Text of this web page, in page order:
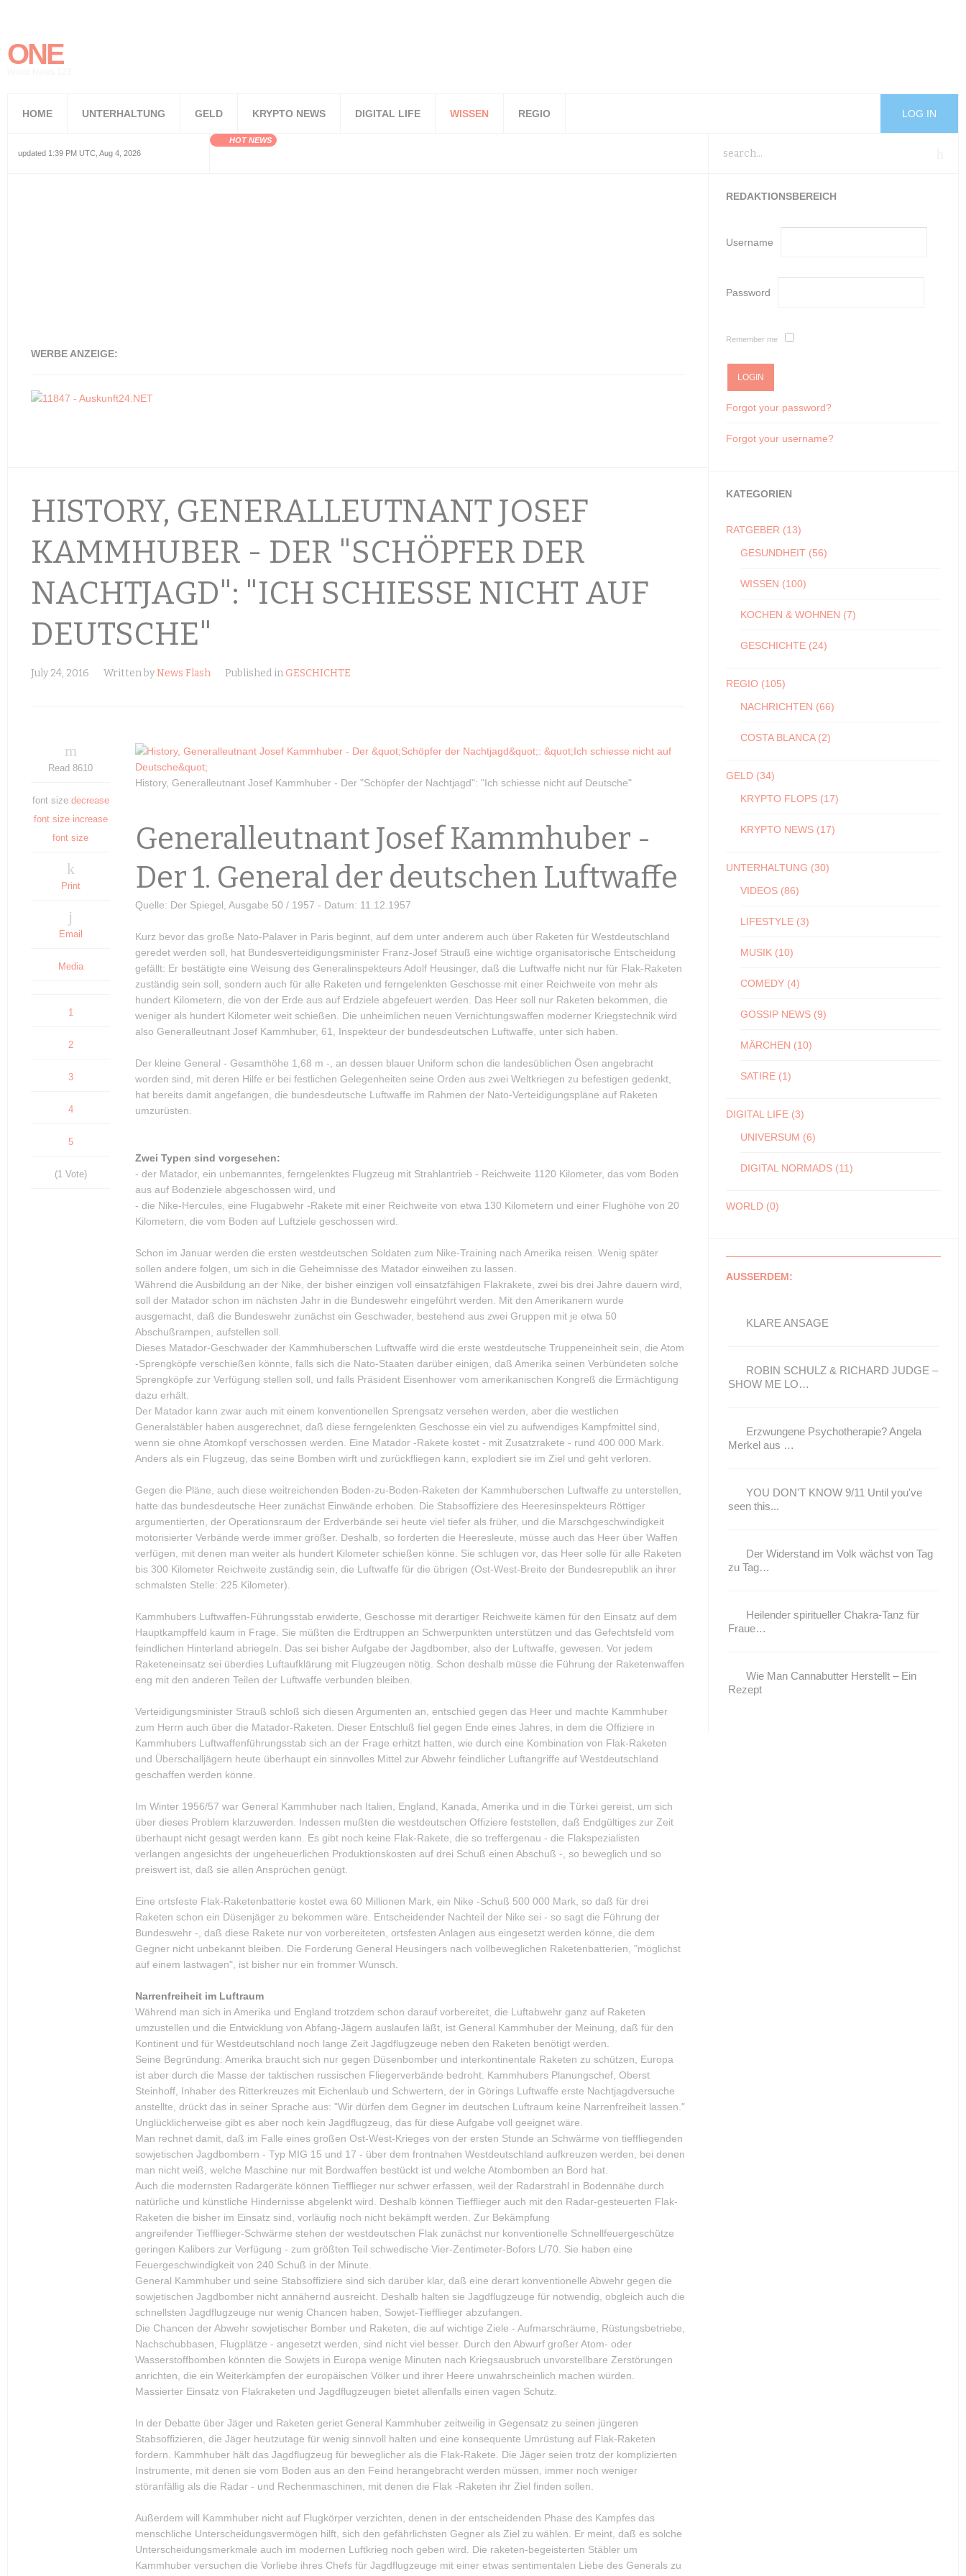
ONE
HOME UNTERHALTUNG GELD KRYPTO NEWS DIGITAL LIFE WISSEN REGIO LOG IN
updated 1:39 PM UTC, Aug 4, 2026
HOT NEWS
WERBE ANZEIGE:
HISTORY, GENERALLEUTNANT JOSEF
KAMMHUBER - DER "SCHÖPFER DER
NACHTJAGD": "ICH SCHIESSE NICHT AUF
DEUTSCHE"
July 24, 2016 Written byNews Flash Published in GESCHICHTE
History, Generalleutnant Josef Kammhuber - Der "Schöpfer der Nachtjagd": "Ich schiesse nicht auf Deutsche"
Generalleutnant Josef Kammhuber -
Der 1. General der deutschen Luftwaffe
Quelle: Der Spiegel, Ausgabe 50 / 1957 - Datum: 11.12.1957
Kurz bevor das große Nato-Palaver in Paris beginnt, auf dem unter anderem auch über Raketen für Westdeutschland
geredet werden soll, hat Bundesverteidigungsminister Franz-Josef Strauß eine wichtige organisatorische Entscheidung
gefällt: Er bestätigte eine Weisung des Generalinspekteurs Adolf Heusinger, daß die Luftwaffe nicht nur für Flak-Raketen
zuständig sein soll, sondern auch für alle Raketen und ferngelenkten Geschosse mit einer Reichweite von mehr als
hundert Kilometern, die von der Erde aus auf Erdziele abgefeuert werden. Das Heer soll nur Raketen bekommen, die
weniger als hundert Kilometer weit schießen. Die unheimlichen neuen Vernichtungswaffen moderner Kriegstechnik wird
also Generalleutnant Josef Kammhuber, 61, Inspekteur der bundesdeutschen Luftwaffe, unter sich haben.
Der kleine General - Gesamthöhe 1,68 m -, an dessen blauer Uniform schon die landesüblichen Ösen angebracht
worden sind, mit deren Hilfe er bei festlichen Gelegenheiten seine Orden aus zwei Weltkriegen zu befestigen gedenkt,
hat bereits damit angefangen, die bundesdeutsche Luftwaffe im Rahmen der Nato-Verteidigungspläne auf Raketen
umzurüsten.
Zwei Typen sind vorgesehen:
- der Matador, ein unbemanntes, ferngelenktes Flugzeug mit Strahlantrieb - Reichweite 1120 Kilometer, das vom Boden
aus auf Bodenziele abgeschossen wird, und
- die Nike-Hercules, eine Flugabwehr -Rakete mit einer Reichweite von etwa 130 Kilometern und einer Flughöhe von 20
Kilometern, die vom Boden auf Luftziele geschossen wird.
Schon im Januar werden die ersten westdeutschen Soldaten zum Nike-Training nach Amerika reisen. Wenig später
sollen andere folgen, um sich in die Geheimnisse des Matador einweihen zu lassen.
Während die Ausbildung an der Nike, der bisher einzigen voll einsatzfähigen Flakrakete, zwei bis drei Jahre dauern wird,
soll der Matador schon im nächsten Jahr in die Bundeswehr eingeführt werden. Mit den Amerikanern wurde
ausgemacht, daß die Bundeswehr zunächst ein Geschwader, bestehend aus zwei Gruppen mit je etwa 50
Abschußrampen, aufstellen soll.
Dieses Matador-Geschwader der Kammhuberschen Luftwaffe wird die erste westdeutsche Truppeneinheit sein, die Atom
-Sprengköpfe verschießen könnte, falls sich die Nato-Staaten darüber einigen, daß Amerika seinen Verbündeten solche
Sprengköpfe zur Verfügung stellen soll, und falls Präsident Eisenhower vom amerikanischen Kongreß die Ermächtigung
dazu erhält.
Der Matador kann zwar auch mit einem konventionellen Sprengsatz versehen werden, aber die westlichen
Generalstäbler haben ausgerechnet, daß diese ferngelenkten Geschosse ein viel zu aufwendiges Kampfmittel sind,
wenn sie ohne Atomkopf verschossen werden. Eine Matador -Rakete kostet - mit Zusatzrakete - rund 400 000 Mark.
Anders als ein Flugzeug, das seine Bomben wirft und zurückfliegen kann, explodiert sie im Ziel und geht verloren.
Gegen die Pläne, auch diese weitreichenden Boden-zu-Boden-Raketen der Kammhuberschen Luftwaffe zu unterstellen,
hatte das bundesdeutsche Heer zunächst Einwände erhoben. Die Stabsoffiziere des Heeresinspekteurs Röttiger
argumentierten, der Operationsraum der Erdverbände sei heute viel tiefer als früher, und die Marschgeschwindigkeit
motorisierter Verbände werde immer größer. Deshalb, so forderten die Heeresleute, müsse auch das Heer über Waffen
verfügen, mit denen man weiter als hundert Kilometer schießen könne. Sie schlugen vor, das Heer solle für alle Raketen
bis 300 Kilometer Reichweite zuständig sein, die Luftwaffe für die übrigen (Ost-West-Breite der Bundesrepublik an ihrer
schmalsten Stelle: 225 Kilometer).
Kammhubers Luftwaffen-Führungsstab erwiderte, Geschosse mit derartiger Reichweite kämen für den Einsatz auf dem
Hauptkampffeld kaum in Frage. Sie müßten die Erdtruppen an Schwerpunkten unterstützen und das Gefechtsfeld vom
feindlichen Hinterland abriegeln. Das sei bisher Aufgabe der Jagdbomber, also der Luftwaffe, gewesen. Vor jedem
Raketeneinsatz sei überdies Luftaufklärung mit Flugzeugen nötig. Schon deshalb müsse die Führung der Raketenwaffen
eng mit den anderen Teilen der Luftwaffe verbunden bleiben.
Verteidigungsminister Strauß schloß sich diesen Argumenten an, entschied gegen das Heer und machte Kammhuber
zum Herrn auch über die Matador-Raketen. Dieser Entschluß fiel gegen Ende eines Jahres, in dem die Offiziere in
Kammhubers Luftwaffenführungsstab sich an der Frage erhitzt hatten, wie durch eine Kombination von Flak-Raketen
und Überschalljägern heute überhaupt ein sinnvolles Mittel zur Abwehr feindlicher Luftangriffe auf Westdeutschland
geschaffen werden könne.
Im Winter 1956/57 war General Kammhuber nach Italien, England, Kanada, Amerika und in die Türkei gereist, um sich
über dieses Problem klarzuwerden. Indessen mußten die westdeutschen Offiziere feststellen, daß Endgültiges zur Zeit
überhaupt nicht gesagt werden kann. Es gibt noch keine Flak-Rakete, die so treffergenau - die Flakspezialisten
verlangen angesichts der ungeheuerlichen Produktionskosten auf drei Schuß einen Abschuß -, so beweglich und so
preiswert ist, daß sie allen Ansprüchen genügt.
Eine ortsfeste Flak-Raketenbatterie kostet ewa 60 Millionen Mark, ein Nike -Schuß 500 000 Mark, so daß für drei
Raketen schon ein Düsenjäger zu bekommen wäre. Entscheidender Nachteil der Nike sei - so sagt die Führung der
Bundeswehr -, daß diese Rakete nur von vorbereiteten, ortsfesten Anlagen aus eingesetzt werden könne, die dem
Gegner nicht unbekannt bleiben. Die Forderung General Heusingers nach vollbeweglichen Raketenbatterien, "möglichst
auf einem lastwagen", ist bisher nur ein frommer Wunsch.
Narrenfreiheit im Luftraum
Während man sich in Amerika und England trotzdem schon darauf vorbereitet, die Luftabwehr ganz auf Raketen
umzustellen und die Entwicklung von Abfang-Jägern auslaufen läßt, ist General Kammhuber der Meinung, daß für den
Kontinent und für Westdeutschland noch lange Zeit Jagdflugzeuge neben den Raketen benötigt werden.
Seine Begründung: Amerika braucht sich nur gegen Düsenbomber und interkontinentale Raketen zu schützen, Europa
ist aber durch die Masse der taktischen russischen Fliegerverbände bedroht. Kammhubers Planungschef, Oberst
Steinhoff, Inhaber des Ritterkreuzes mit Eichenlaub und Schwertern, der in Görings Luftwaffe erste Nachtjagdversuche
anstellte, drückt das in seiner Sprache aus: "Wir dürfen dem Gegner im deutschen Luftraum keine Narrenfreiheit lassen."
Unglücklicherweise gibt es aber noch kein Jagdflugzeug, das für diese Aufgabe voll geeignet wäre.
Man rechnet damit, daß im Falle eines großen Ost-West-Krieges von der ersten Stunde an Schwärme von tieffliegenden
sowjetischen Jagdbombern - Typ MIG 15 und 17 - über dem frontnahen Westdeutschland aufkreuzen werden, bei denen
man nicht weiß, welche Maschine nur mit Bordwaffen bestückt ist und welche Atombomben an Bord hat.
Auch die modernsten Radargeräte können Tiefflieger nur schwer erfassen, weil der Radarstrahl in Bodennähe durch
natürliche und künstliche Hindernisse abgelenkt wird. Deshalb können Tiefflieger auch mit den Radar-gesteuerten Flak-
Raketen die bisher im Einsatz sind, vorläufig noch nicht bekämpft werden. Zur Bekämpfung
angreifender Tiefflieger-Schwärme stehen der westdeutschen Flak zunächst nur konventionelle Schnellfeuergeschütze
geringen Kalibers zur Verfügung - zum größten Teil schwedische Vier-Zentimeter-Bofors L/70. Sie haben eine
Feuergeschwindigkeit von 240 Schuß in der Minute.
General Kammhuber und seine Stabsoffiziere sind sich darüber klar, daß eine derart konventionelle Abwehr gegen die
sowjetischen Jagdbomber nicht annähernd ausreicht. Deshalb halten sie Jagdflugzeuge für notwendig, obgleich auch die
schnellsten Jagdflugzeuge nur wenig Chancen haben, Sowjet-Tiefflieger abzufangen.
Die Chancen der Abwehr sowjetischer Bomber und Raketen, die auf wichtige Ziele - Aufmarschräume, Rüstungsbetriebe,
Nachschubbasen, Flugplätze - angesetzt werden, sind nicht viel besser. Durch den Abwurf großer Atom- oder
Wasserstoffbomben könnten die Sowjets in Europa wenige Minuten nach Kriegsausbruch unvorstellbare Zerstörungen
anrichten, die ein Weiterkämpfen der europäischen Völker und ihrer Heere unwahrscheinlich machen würden.
Massierter Einsatz von Flakraketen und Jagdflugzeugen bietet allenfalls einen vagen Schutz.
In der Debatte über Jäger und Raketen geriet General Kammhuber zeitweilig in Gegensatz zu seinen jüngeren
Stabsoffizieren, die Jäger heutzutage für wenig sinnvoll halten und eine konsequente Umrüstung auf Flak-Raketen
fordern. Kammhuber hält das Jagdflugzeug für beweglicher als die Flak-Rakete. Die Jäger seien trotz der komplizierten
Instrumente, mit denen sie vom Boden aus an den Feind herangebracht werden müssen, immer noch weniger
störanfällig als die Radar - und Rechenmaschinen, mit denen die Flak -Raketen ihr Ziel finden sollen.
Außerdem will Kammhuber nicht auf Flugkörper verzichten, denen in der entscheidenden Phase des Kampfes das
menschliche Unterscheidungsvermögen hilft, sich den gefährlichsten Gegner als Ziel zu wählen. Er meint, daß es solche
Unterscheidungsmerkmale auch im modernen Luftkrieg noch geben wird. Die raketen-begeisterten Stäbler um
Kammhuber versuchen die Vorliebe ihres Chefs für Jagdflugzeuge mit einer etwas sentimentalen Liebe des Generals zu
Read 8610
font size decrease
font size increase
font size
Print
Email
Media
1
2
3
4
5
(1 Vote)
REDAKTIONSBEREICH
Username
Password
Remember me
Forgot your password?
Forgot your username?
KATEGORIEN
RATGEBER (13)
GESUNDHEIT (56)
WISSEN (100)
KOCHEN & WOHNEN (7)
GESCHICHTE (24)
REGIO (105)
NACHRICHTEN (66)
COSTA BLANCA(2)
GELD (34)
KRYPTO FLOPS (17)
KRYPTO NEWS (17)
UNTERHALTUNG (30)
VIDEOS (86)
LIFESTYLE (3)
MUSIK (10)
COMEDY (4)
GOSSIP NEWS (9)
MÄRCHEN (10)
SATIRE (1)
DIGITAL LIFE (3)
UNIVERSUM (6)
DIGITAL NORMADS (11)
WORLD (0)
AUSSERDEM:
KLARE ANSAGE
ROBIN SCHULZ & RICHARD JUDGE –
SHOW ME LO…
Erzwungene Psychotherapie? Angela
Merkel aus …
YOU DON'T KNOW 9/11 Until you've
seen this...
Der Widerstand im Volk wächst von Tag
zu Tag…
Heilender spiritueller Chakra-Tanz für
Fraue…
Wie Man Cannabutter Herstellt – Ein
Rezept